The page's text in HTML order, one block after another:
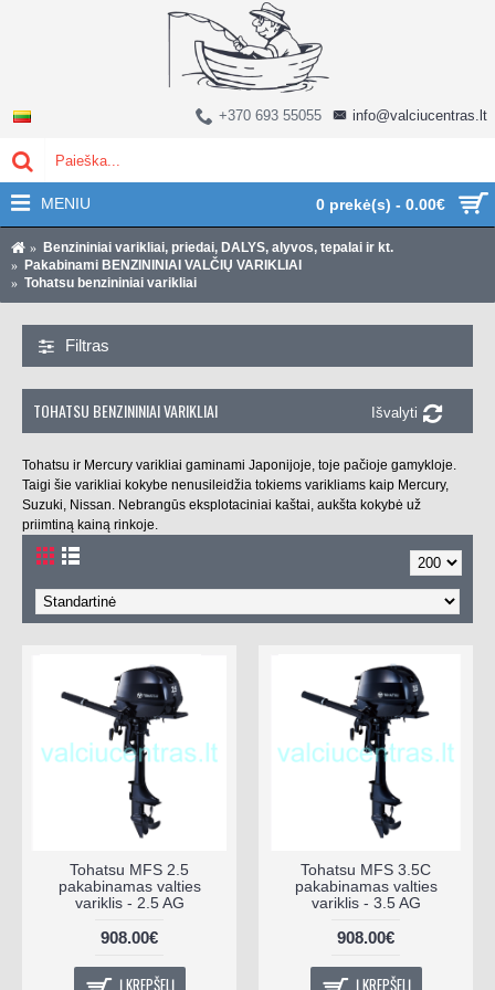
0 prekė(s) - 0.00€
+370 693 55055 info@valciucentras.lt
MENIU
Benzininiai varikliai, priedai, DALYS, alyvos, tepalai ir kt.
Pakabinami BENZININIAI VALČIŲ VARIKLIAI
Tohatsu benzininiai varikliai
Filtras
Išvalyti
TOHATSU BENZININIAI VARIKLIAI
Tohatsu ir Mercury varikliai gaminami Japonijoje, toje pačioje gamykloje.
Taigi šie varikliai kokybe nenusileidžia tokiems varikliams kaip Mercury,
Suzuki, Nissan. Nebrangūs eksplotaciniai kaštai, aukšta kokybė už
priimtiną kainą rinkoje.
Tohatsu MFS 2.5
pakabinamas valties
variklis - 2.5 AG
908.00€
Į KREPŠELĮ
Tohatsu MFS 3.5C
pakabinamas valties
variklis - 3.5 AG
908.00€
Į KREPŠELĮ